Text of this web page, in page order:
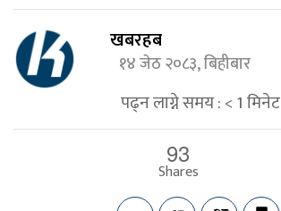
खबरहब
१४ जेठ २०८३, बिहीबार
पढ्न लाग्ने समय :< 1मिनेट
93
Shares